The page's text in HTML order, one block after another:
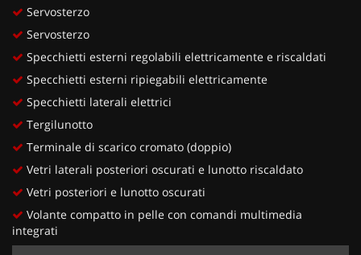
Servosterzo
Servosterzo
Specchietti esterni regolabili elettricamente e riscaldati
Specchietti esterni ripiegabili elettricamente
Specchietti laterali elettrici
Tergilunotto
Terminale di scarico cromato (doppio)
Vetri laterali posteriori oscurati e lunotto riscaldato
Vetri posteriori e lunotto oscurati
Volante compatto in pelle con comandi multimedia
integrati